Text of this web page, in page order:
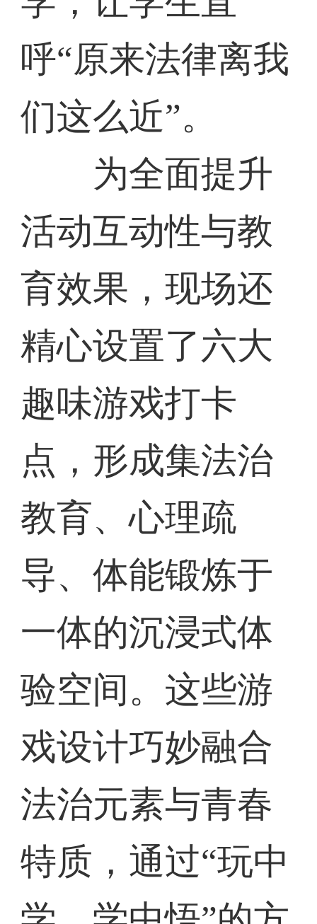
呼“原来法律离我
们这么近”。
为全面提升
活动互动性与教
育效果，现场还
精心设置了六大
趣味游戏打卡
点，形成集法治
教育、心理疏
导、体能锻炼于
一体的沉浸式体
验空间。这些游
戏设计巧妙融合
法治元素与青春
特质，通过“玩中